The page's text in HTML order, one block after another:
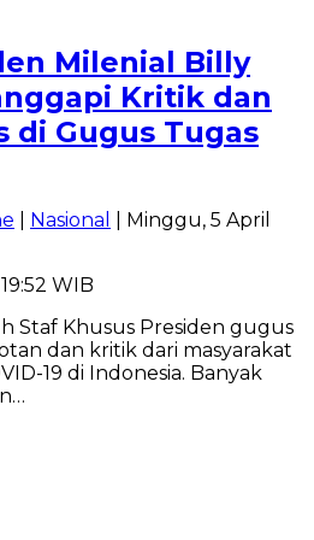
Milenial Billy
Kritik dan
di Gugus Tugas
Nasional
| Minggu, 5 April
WIB
Staf Khusus Presiden gugus
dan kritik dari masyarakat
19 di Indonesia. Banyak